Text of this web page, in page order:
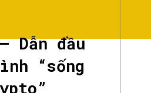
Dẫn đầu
“sống